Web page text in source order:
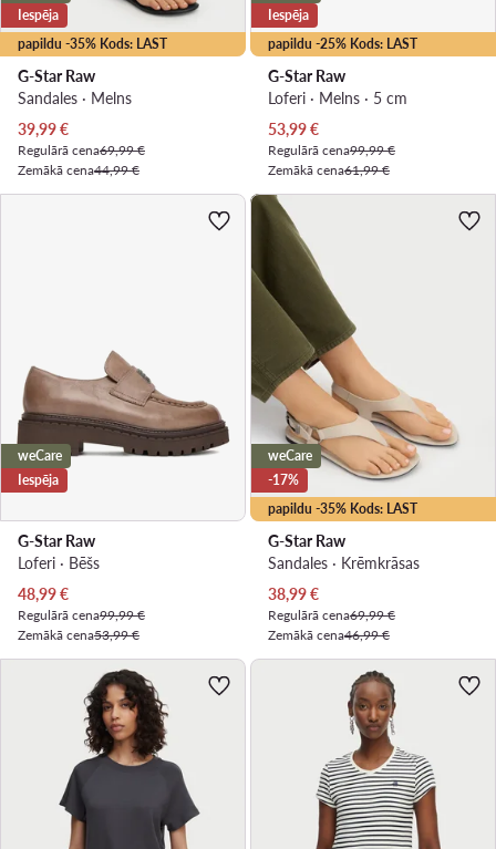
papildu -35% Kods: LAST
Iespēja
G-Star Raw
Sandales · Melns
Pašreizējā cena
39,99€
Regulārā cena69,99 €
Zemākā cena44,99 €
papildu -25% Kods: LAST
Iespēja
G-Star Raw
Loferi · Melns · 5 cm
Pašreizējā cena
53,99€
Regulārā cena99,99 €
Zemākā cena61,99 €
weCare
Iespēja
G-Star Raw
Loferi · Bēšs
Pašreizējā cena
48,99€
Regulārā cena99,99 €
Zemākā cena53,99 €
papildu -35% Kods: LAST
weCare
-17%
G-Star Raw
Sandales · Krēmkrāsas
Pašreizējā cena
38,99€
Regulārā cena69,99 €
Zemākā cena46,99 €